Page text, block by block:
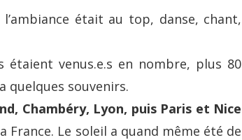
était au top, danse, chant,
étaient venus.e.s en nombre, plus 80
quelques souvenirs.
Chambéry, Lyon, puis Paris et Nice
Le soleil a quand même été de